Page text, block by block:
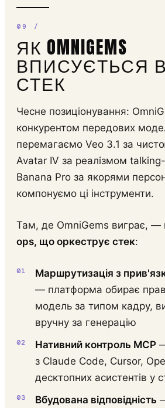
ЯК OMNIGEMS
ВПИСУЄТЬСЯ
СТЕК
Чесне позиціонування:
конкурентом передових
перемагаємо Veo 3.1 за
Avatar IV за реалізмом
Banana Pro за якорями
компонуємо ці інструменти.
Там, де OmniGems виграє, —
ops, що оркеструє стек:
Маршрутизація з
— платформа обирає
модель за типом кадру,
вручну за генерацію
Нативний контроль MCP
з Claude Code, Cursor,
десктопних асистентів у
Вбудована відповідність